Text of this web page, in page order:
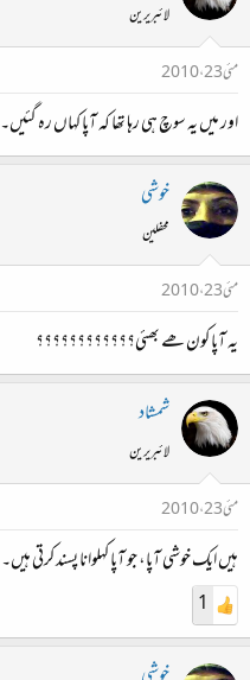
لائبریرین
مئی 23، 2010
اور میں یہ سوچ ہی رہا تھا کہ آپا کہاں رہ گئیں۔
خوشی
محفلین
مئی 23، 2010
یہ آپا کون ھے بھئی؟؟؟؟؟؟؟؟؟؟؟؟
شمشاد
لائبریرین
مئی 23، 2010
ہیں ایک خوشی آپا، جو آپا کہلوانا پسند کرتی ہیں۔
1